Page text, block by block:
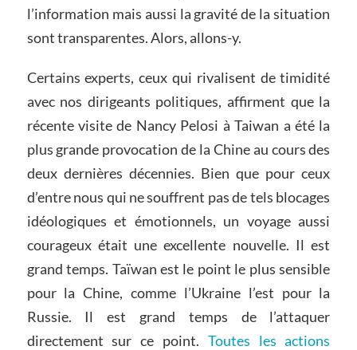
l’information mais aussi la gravité de la situation
sont transparentes. Alors, allons-y.
Certains experts, ceux qui rivalisent de timidité
avec nos dirigeants politiques, affirment que la
récente visite de Nancy Pelosi à Taiwan a été la
plus grande provocation de la Chine au cours des
deux dernières décennies. Bien que pour ceux
d’entre nous qui ne souffrent pas de tels blocages
idéologiques et émotionnels, un voyage aussi
courageux était une excellente nouvelle. Il est
grand temps. Taïwan est le point le plus sensible
pour la Chine, comme l’Ukraine l’est pour la
Russie. Il est grand temps de l’attaquer
directement sur ce point. Toutes les actions